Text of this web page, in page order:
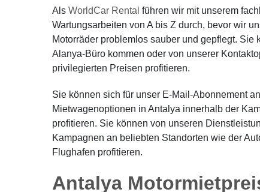
Als WorldCar Rental führen wir mit unserem
Wartungsarbeiten von A bis Z durch, bevor wir
Motorräder problemlos sauber und gepflegt.
Alanya-Büro kommen oder von unserer
privilegierten Preisen profitieren.
Sie können sich für unser E-Mail-Abonnement
Mietwagenoptionen in Antalya innerhalb der
profitieren. Sie können von unseren
Kampagnen an beliebten Standorten wie der
Flughafen profitieren.
Antalya